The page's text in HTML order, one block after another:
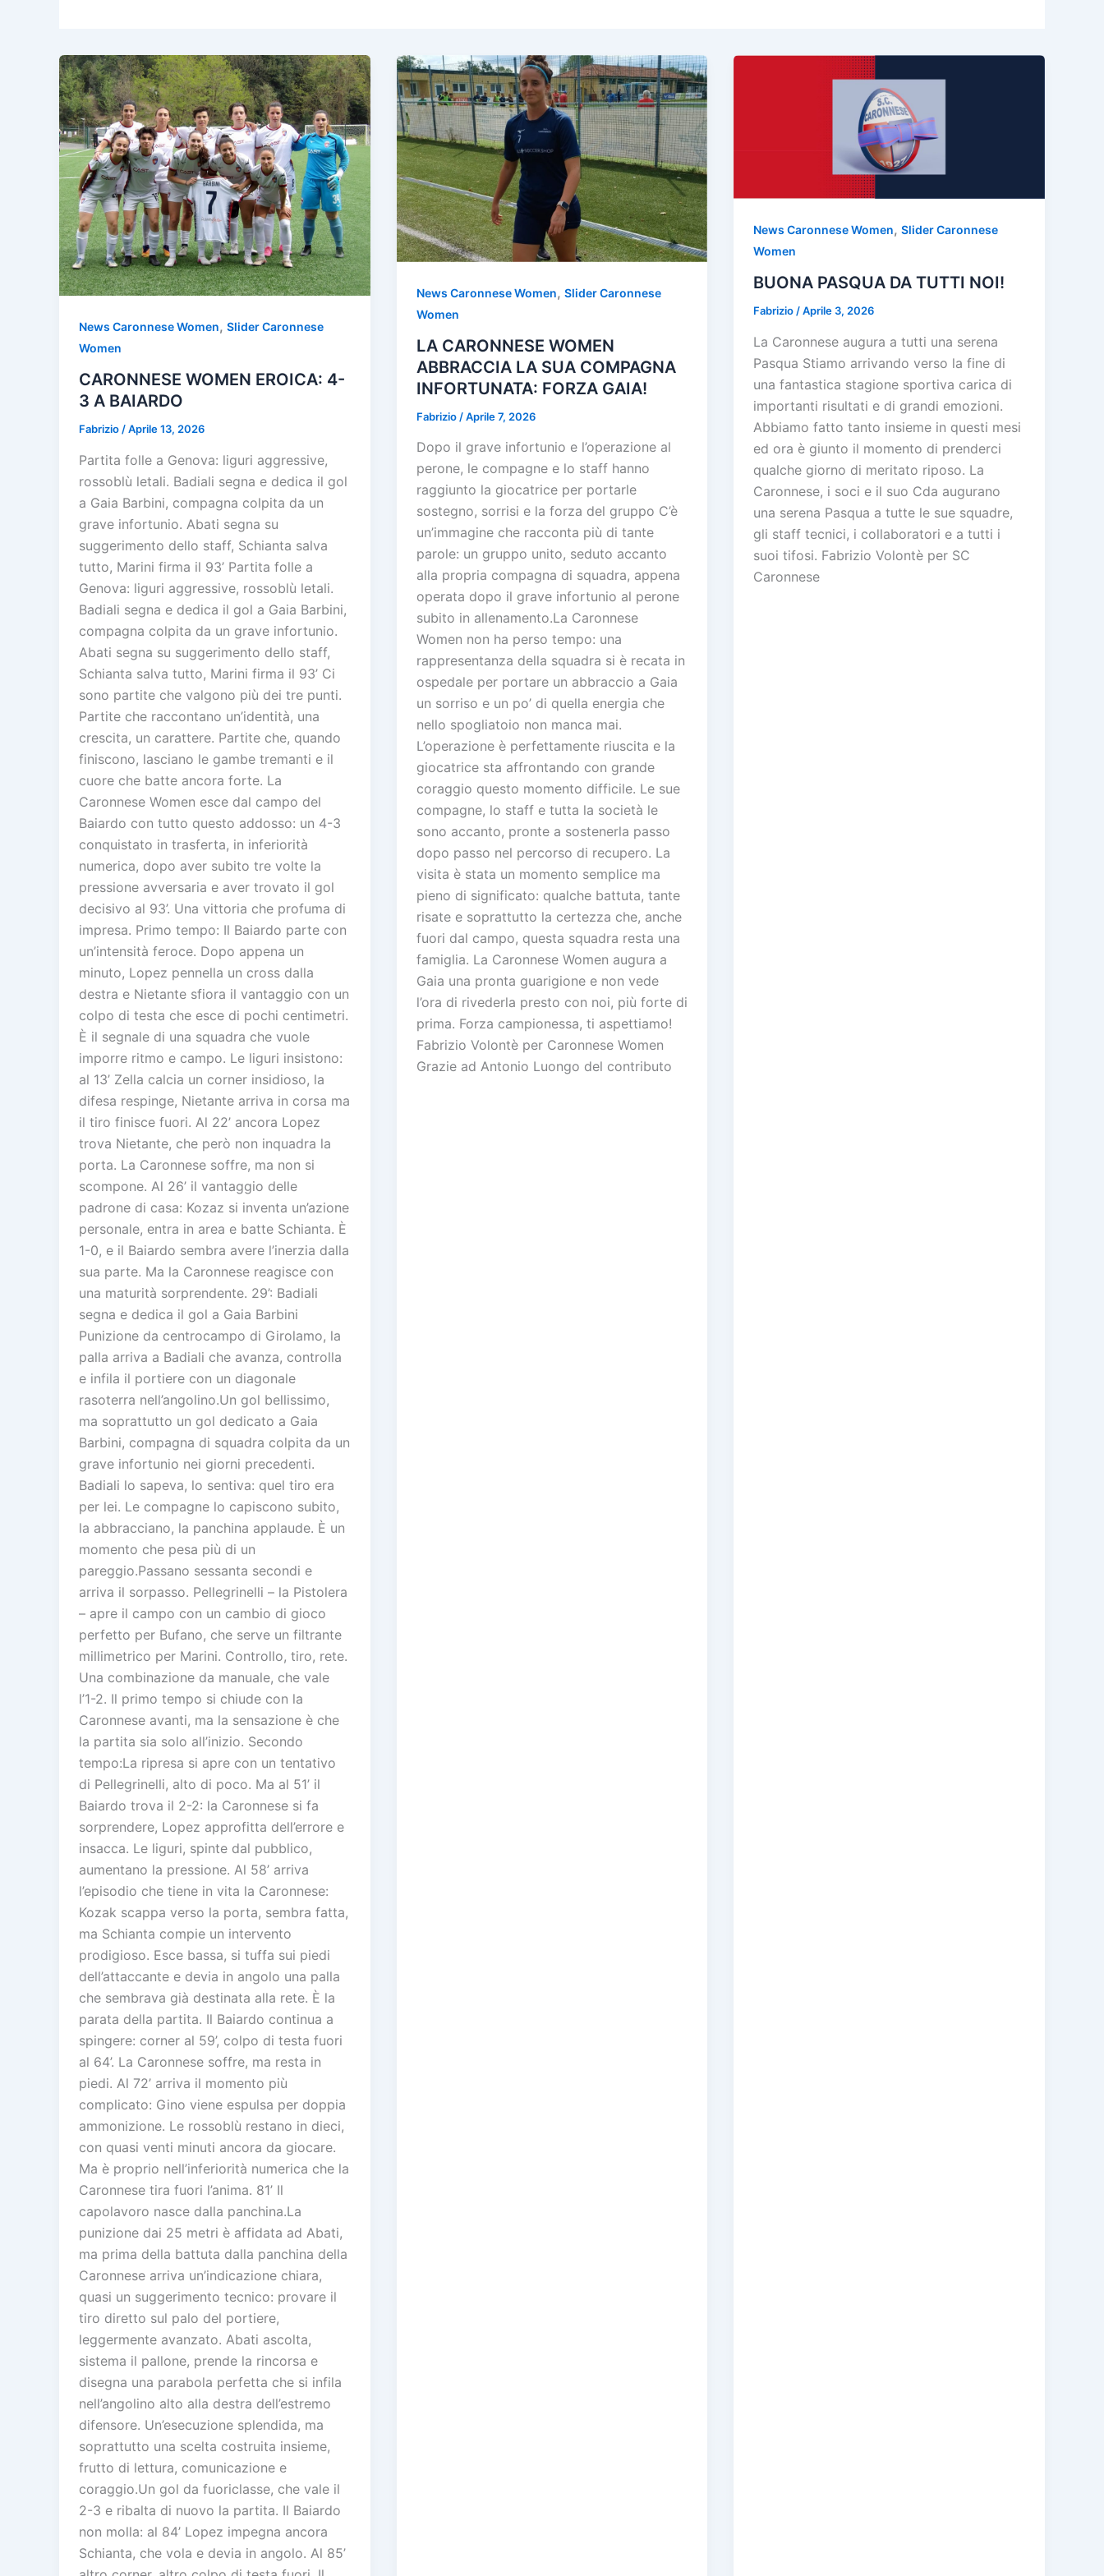
News Caronnese Women, Slider Caronnese
Women
CARONNESE WOMEN EROICA: 4-
3 A BAIARDO
Fabrizio/Aprile 13, 2026
Partita folle a Genova: liguri aggressive,
rossoblù letali. Badiali segna e dedica il gol
a Gaia Barbini, compagna colpita da un
grave infortunio. Abati segna su
suggerimento dello staff, Schianta salva
tutto, Marini firma il 93’ Partita folle a
Genova: liguri aggressive, rossoblù letali.
Badiali segna e dedica il gol a Gaia Barbini,
compagna colpita da un grave infortunio.
Abati segna su suggerimento dello staff,
Schianta salva tutto, Marini firma il 93’ Ci
sono partite che valgono più dei tre punti.
Partite che raccontano un’identità, una
crescita, un carattere. Partite che, quando
finiscono, lasciano le gambe tremanti e il
cuore che batte ancora forte. La
Caronnese Women esce dal campo del
Baiardo con tutto questo addosso: un 4-3
conquistato in trasferta, in inferiorità
numerica, dopo aver subito tre volte la
pressione avversaria e aver trovato il gol
decisivo al 93’. Una vittoria che profuma di
impresa. Primo tempo: Il Baiardo parte con
un’intensità feroce. Dopo appena un
minuto, Lopez pennella un cross dalla
destra e Nietante sfiora il vantaggio con un
colpo di testa che esce di pochi centimetri.
È il segnale di una squadra che vuole
imporre ritmo e campo. Le liguri insistono:
al 13’ Zella calcia un corner insidioso, la
difesa respinge, Nietante arriva in corsa ma
il tiro finisce fuori. Al 22’ ancora Lopez
trova Nietante, che però non inquadra la
porta. La Caronnese soffre, ma non si
scompone. Al 26’ il vantaggio delle
padrone di casa: Kozaz si inventa un’azione
personale, entra in area e batte Schianta. È
1-0, e il Baiardo sembra avere l’inerzia dalla
sua parte. Ma la Caronnese reagisce con
una maturità sorprendente. 29’: Badiali
segna e dedica il gol a Gaia Barbini
Punizione da centrocampo di Girolamo, la
palla arriva a Badiali che avanza, controlla
e infila il portiere con un diagonale
rasoterra nell’angolino.Un gol bellissimo,
ma soprattutto un gol dedicato a Gaia
Barbini, compagna di squadra colpita da un
grave infortunio nei giorni precedenti.
Badiali lo sapeva, lo sentiva: quel tiro era
per lei. Le compagne lo capiscono subito,
la abbracciano, la panchina applaude. È un
momento che pesa più di un
pareggio.Passano sessanta secondi e
arriva il sorpasso. Pellegrinelli – la Pistolera
– apre il campo con un cambio di gioco
perfetto per Bufano, che serve un filtrante
millimetrico per Marini. Controllo, tiro, rete.
Una combinazione da manuale, che vale
l’1-2. Il primo tempo si chiude con la
Caronnese avanti, ma la sensazione è che
la partita sia solo all’inizio. Secondo
tempo:La ripresa si apre con un tentativo
di Pellegrinelli, alto di poco. Ma al 51’ il
Baiardo trova il 2-2: la Caronnese si fa
sorprendere, Lopez approfitta dell’errore e
insacca. Le liguri, spinte dal pubblico,
aumentano la pressione. Al 58’ arriva
l’episodio che tiene in vita la Caronnese:
Kozak scappa verso la porta, sembra fatta,
ma Schianta compie un intervento
prodigioso. Esce bassa, si tuffa sui piedi
dell’attaccante e devia in angolo una palla
che sembrava già destinata alla rete. È la
parata della partita. Il Baiardo continua a
spingere: corner al 59’, colpo di testa fuori
al 64’. La Caronnese soffre, ma resta in
piedi. Al 72’ arriva il momento più
complicato: Gino viene espulsa per doppia
ammonizione. Le rossoblù restano in dieci,
con quasi venti minuti ancora da giocare.
Ma è proprio nell’inferiorità numerica che la
Caronnese tira fuori l’anima. 81’ Il
capolavoro nasce dalla panchina.La
punizione dai 25 metri è affidata ad Abati,
ma prima della battuta dalla panchina della
Caronnese arriva un’indicazione chiara,
quasi un suggerimento tecnico: provare il
tiro diretto sul palo del portiere,
leggermente avanzato. Abati ascolta,
sistema il pallone, prende la rincorsa e
disegna una parabola perfetta che si infila
nell’angolino alto alla destra dell’estremo
difensore. Un’esecuzione splendida, ma
soprattutto una scelta costruita insieme,
frutto di lettura, comunicazione e
coraggio.Un gol da fuoriclasse, che vale il
2-3 e ribalta di nuovo la partita. Il Baiardo
non molla: al 84’ Lopez impegna ancora
Schianta, che vola e devia in angolo. Al 85’
News Caronnese Women, Slider Caronnese
Women
LA CARONNESE WOMEN
ABBRACCIA LA SUA COMPAGNA
INFORTUNATA: FORZA GAIA!
Fabrizio /Aprile 7, 2026
Dopo il grave infortunio e l’operazione al
perone, le compagne e lo staff hanno
raggiunto la giocatrice per portarle
sostegno, sorrisi e la forza del gruppo C’è
un’immagine che racconta più di tante
parole: un gruppo unito, seduto accanto
alla propria compagna di squadra, appena
operata dopo il grave infortunio al perone
subito in allenamento.La Caronnese
Women non ha perso tempo: una
rappresentanza della squadra si è recata in
ospedale per portare un abbraccio a Gaia
un sorriso e un po’ di quella energia che
nello spogliatoio non manca mai.
L’operazione è perfettamente riuscita e la
giocatrice sta affrontando con grande
coraggio questo momento difficile. Le sue
compagne, lo staff e tutta la società le
sono accanto, pronte a sostenerla passo
dopo passo nel percorso di recupero. La
visita è stata un momento semplice ma
pieno di significato: qualche battuta, tante
risate e soprattutto la certezza che, anche
fuori dal campo, questa squadra resta una
famiglia. La Caronnese Women augura a
Gaia una pronta guarigione e non vede
l’ora di rivederla presto con noi, più forte di
prima. Forza campionessa, ti aspettiamo!
Fabrizio Volontè per Caronnese Women
Grazie ad Antonio Luongo del contributo
News Caronnese Women,Slider Caronnese
Women
BUONA PASQUA DA TUTTI NOI!
Fabrizio /Aprile 3, 2026
La Caronnese augura a tutti una serena
Pasqua Stiamo arrivando verso la fine di
una fantastica stagione sportiva carica di
importanti risultati e di grandi emozioni.
Abbiamo fatto tanto insieme in questi mesi
ed ora è giunto il momento di prenderci
qualche giorno di meritato riposo. La
Caronnese, i soci e il suo Cda augurano
una serena Pasqua a tutte le sue squadre,
gli staff tecnici, i collaboratori e a tutti i
suoi tifosi. Fabrizio Volontè per SC
Caronnese